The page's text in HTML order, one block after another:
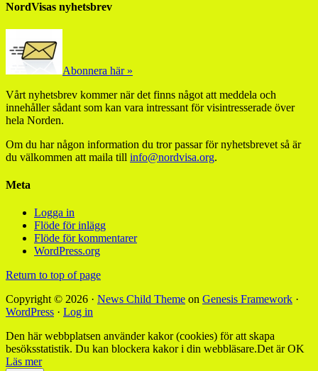
NordVisas nyhetsbrev
Abonnera här »
Vårt nyhetsbrev kommer när det finns något att meddela och
innehåller sådant som kan vara intressant för visintresserade över
hela Norden.
Om du har någon information du tror passar för nyhetsbrevet så är
du välkommen att maila till info@nordvisa.org.
Meta
Logga in
Flöde för inlägg
Flöde för kommentarer
WordPress.org
Return to top of page
Copyright © 2026 · News Child Theme on Genesis Framework ·
WordPress · Log in
Den här webbplatsen använder kakor (cookies) för att skapa
besöksstatistik. Du kan blockera kakor i din webbläsare.Det är OK
Läs mer